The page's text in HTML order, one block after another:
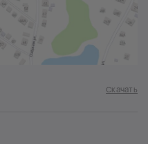
Скачать